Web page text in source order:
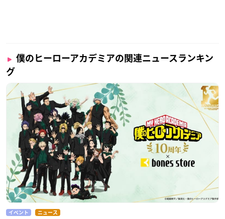
僕のヒーローアカデミアの関連ニュースランキン
グ
イベント ニュース